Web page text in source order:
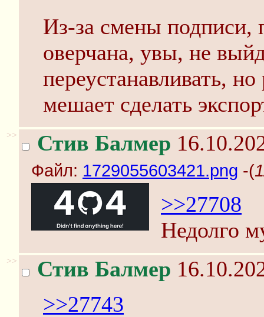
Из-за смены подписи,
оверчана, увы, не
переустанавливать,
мешает сделать
>> Стив Балмер
Файл: 1729055603421.png -(
>>27708
Недолго
>> Стив Балмер
>>27743